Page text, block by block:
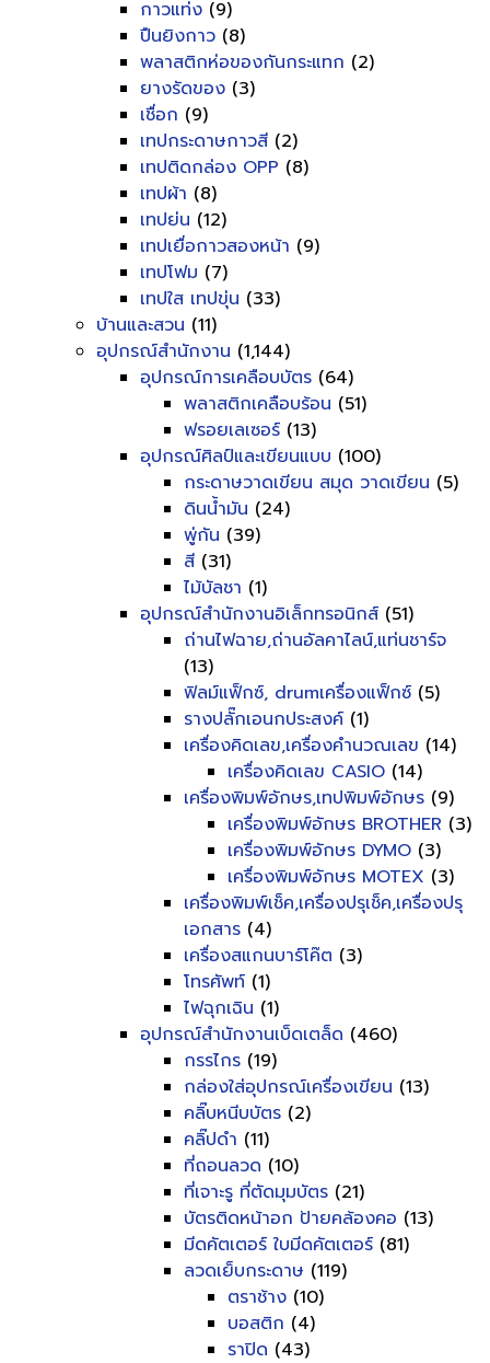
กาวแท่ง (9)
ปืนยิงกาว (8)
พลาสติกห่อของกันกระแทก (2)
ยางรัดของ (3)
เชื่อก (9)
เทปกระดาษกาวสี (2)
เทปติดกล่อง OPP (8)
เทปผ้า (8)
เทปย่น (12)
เทปเยื่อกาวสองหน้า (9)
เทปโฟม (7)
เทปใส เทปขุ่น (33)
บ้านและสวน (11)
อุปกรณ์สำนักงาน (1,144)
อุปกรณ์การเคลือบบัตร (64)
พลาสติกเคลือบร้อน (51)
ฟรอยเลเซอร์ (13)
อุปกรณ์ศิลป์และเขียนแบบ (100)
กระดาษวาดเขียน สมุด วาดเขียน (5)
ดินน้ำมัน (24)
พู่กัน (39)
สี (31)
ไม้บัลชา (1)
อุปกรณ์สำนักงานอิเล็กทรอนิกส์ (51)
ถ่านไฟฉาย,ถ่านอัลคาไลน์,แท่นชาร์จ
(13)
ฟิลม์แฟ็กซ์, drumเครื่องแฟ็กซ์ (5)
รางปลั๊กเอนกประสงค์ (1)
เครื่องคิดเลข,เครื่องคำนวณเลข (14)
เครื่องคิดเลข CASIO (14)
เครื่องพิมพ์อักษร,เทปพิมพ์อักษร (9)
เครื่องพิมพ์อักษร BROTHER (3)
เครื่องพิมพ์อักษร DYMO (3)
เครื่องพิมพ์อักษร MOTEX (3)
เครื่องพิมพ์เช็ค,เครื่องปรุเช็ค,เครื่องปรุ
เอกสาร (4)
เครื่องสแกนบาร์โค๊ต (3)
โทรศัพท์ (1)
ไฟฉุกเฉิน (1)
อุปกรณ์สำนักงานเบ็ดเตล็ด (460)
กรรไกร (19)
กล่องใส่อุปกรณ์เครื่องเขียน (13)
คลิ๊บหนีบบัตร (2)
คลิ๊ปดำ (11)
ที่ถอนลวด (10)
ที่เจาะรู ที่ตัดมุมบัตร (21)
บัตรติดหน้าอก ป้ายคล้องคอ (13)
มีดคัตเตอร์ ใบมีดคัตเตอร์ (81)
ลวดเย็บกระดาษ (119)
ตราช้าง (10)
บอสติก (4)
ราปิด (43)